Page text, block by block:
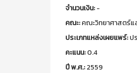
จำนวนเงิน:-
คณะ:คณะวิทยาศาสตร์แ
ประเภทแหล่งเผยแพร์:ป
คะแนน:0.4
ปี พ.ศ.:2559